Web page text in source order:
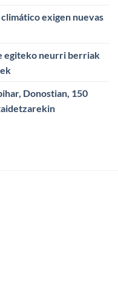
exigen nuevas
egiteko neurri berriak
Donostian, 150